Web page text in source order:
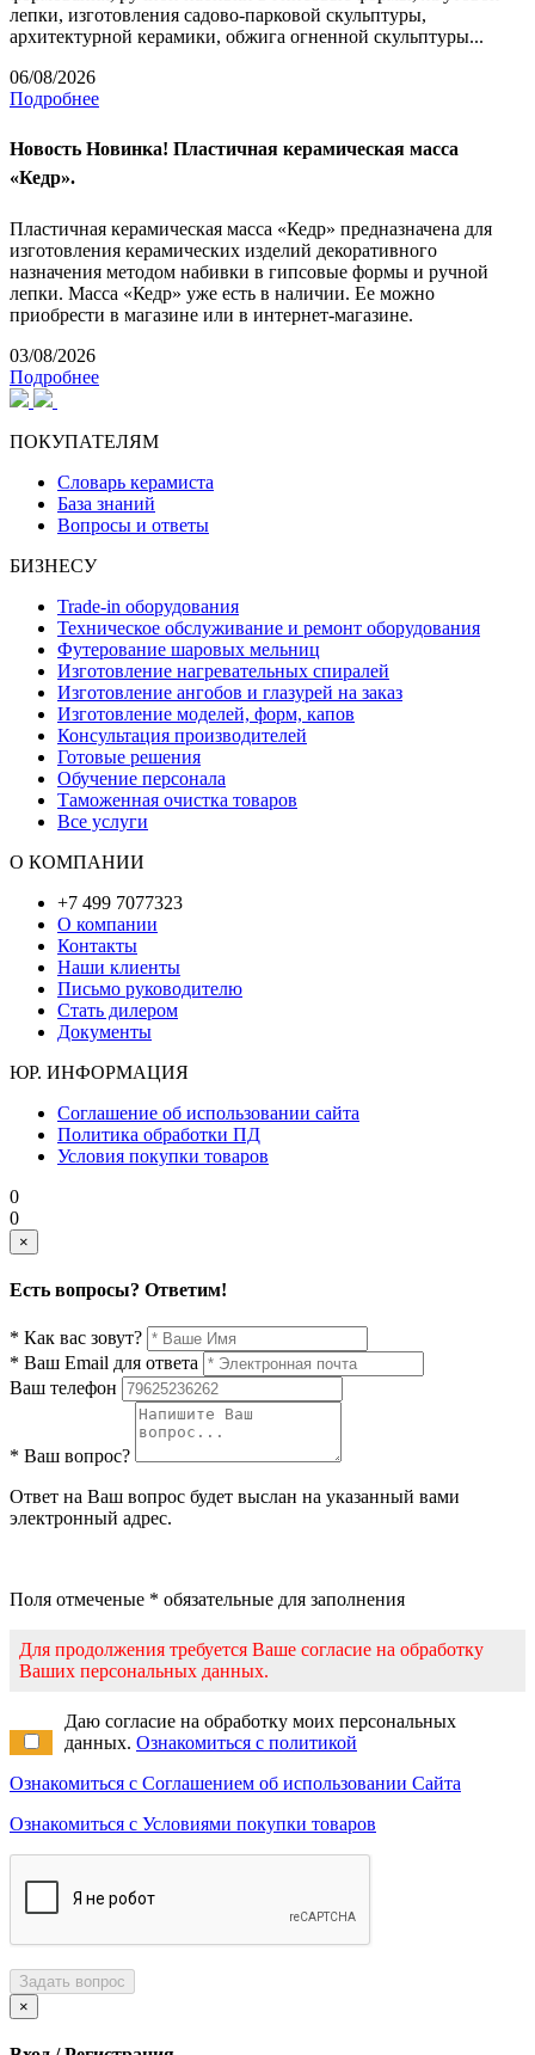
лепки, изготовления садово-парковой скульптуры,
архитектурной керамики, обжига огненной скульптуры...
06/08/2026
Подробнее
Новость Новинка! Пластичная керамическая масса
«Кедр».
Пластичная керамическая масса «Кедр» предназначена для
изготовления керамических изделий декоративного
назначения методом набивки в гипсовые формы и ручной
лепки. Масса «Кедр» уже есть в наличии. Ее можно
приобрести в магазине или в интернет-магазине.
03/08/2026
Подробнее
ПОКУПАТЕЛЯМ
Словарь керамиста
База знаний
Вопросы и ответы
БИЗНЕСУ
Trade-in оборудования
Техническое обслуживание и ремонт оборудования
Футерование шаровых мельниц
Изготовление нагревательных спиралей
Изготовление ангобов и глазурей на заказ
Изготовление моделей, форм, капов
Консультация производителей
Готовые решения
Обучение персонала
Таможенная очистка товаров
Все услуги
О КОМПАНИИ
+7 499 7077323
О компании
Контакты
Наши клиенты
Письмо руководителю
Стать дилером
Документы
ЮР. ИНФОРМАЦИЯ
Соглашение об использовании сайта
Политика обработки ПД
Условия покупки товаров
0
0
×
Есть вопросы? Ответим!
* Как вас зовут?
* Ваш Email для ответа
Ваш телефон
* Ваш вопрос?
Ответ на Ваш вопрос будет выслан на указанный вами
электронный адрес.
Поля отмеченые * обязательные для заполнения
Для продолжения требуется Ваше согласие на обработку
Ваших персональных данных.
Даю согласие на обработку моих персональных
данных. Ознакомиться с политикой
Ознакомиться с Соглашением об использовании Сайта
Ознакомиться с Условиями покупки товаров
Задать вопрос
×